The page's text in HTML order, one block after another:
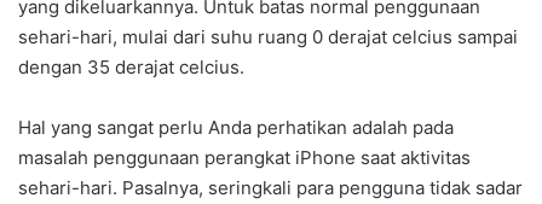
yang dikeluarkannya. Untuk batas normal penggunaan
sehari-hari, mulai dari suhu ruang 0 derajat celcius sampai
dengan 35 derajat celcius.
Hal yang sangat perlu Anda perhatikan adalah pada
masalah penggunaan perangkat iPhone saat aktivitas
sehari-hari. Pasalnya, seringkali para pengguna tidak sadar